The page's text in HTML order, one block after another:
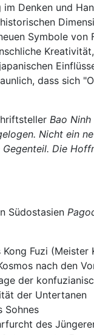
Denken und
Symbole von
dass sich
Bao Ninh
Nicht ein
Die
Südostasien
Kong Fuzi
nach den
der
der Untertanen
Sohnes
des